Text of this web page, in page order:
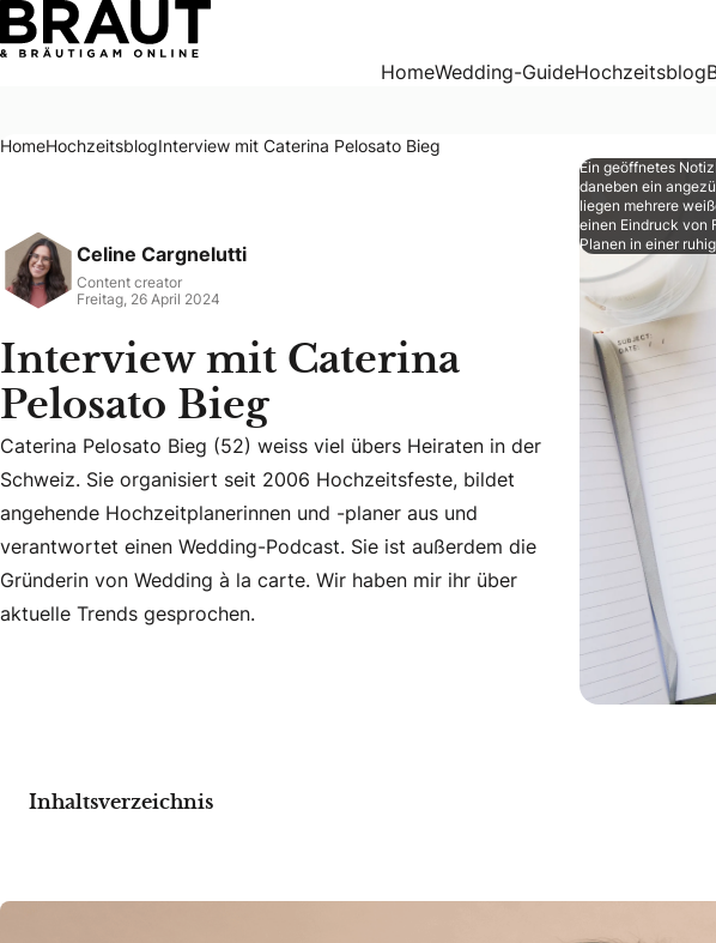
HomeWedding-GuideHochzeitsblog
HomeHochzeitsblogInterview mit Caterina Pelosato Bieg
Celine Cargnelutti
Content creator
Freitag, 26 April 2024
Interview mit Caterina
Pelosato Bieg
Caterina Pelosato Bieg (52) weiss viel übers Heiraten in der Schweiz. Sie
Caterina Pelosato Bieg (52) weiss viel übers Heiraten in der
Schweiz. Sie organisiert seit 2006 Hochzeitsfeste, bildet
angehende Hochzeitplanerinnen und -planer aus und
verantwortet einen Wedding-Podcast. Sie ist außerdem die
Gründerin von Wedding à la carte. Wir haben mir ihr über
aktuelle Trends gesprochen.
Ein geöffnetes
daneben ein
liegen mehrere
einen Eindruck von
Planen in einer
Inhaltsverzeichnis